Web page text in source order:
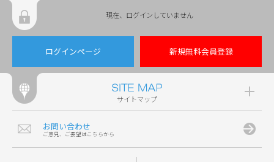
現在、ログインしていません
ログインページ 新規無料会員登録
サイトマップ
お問い合わせ
ご意見、ご要望はこちらから